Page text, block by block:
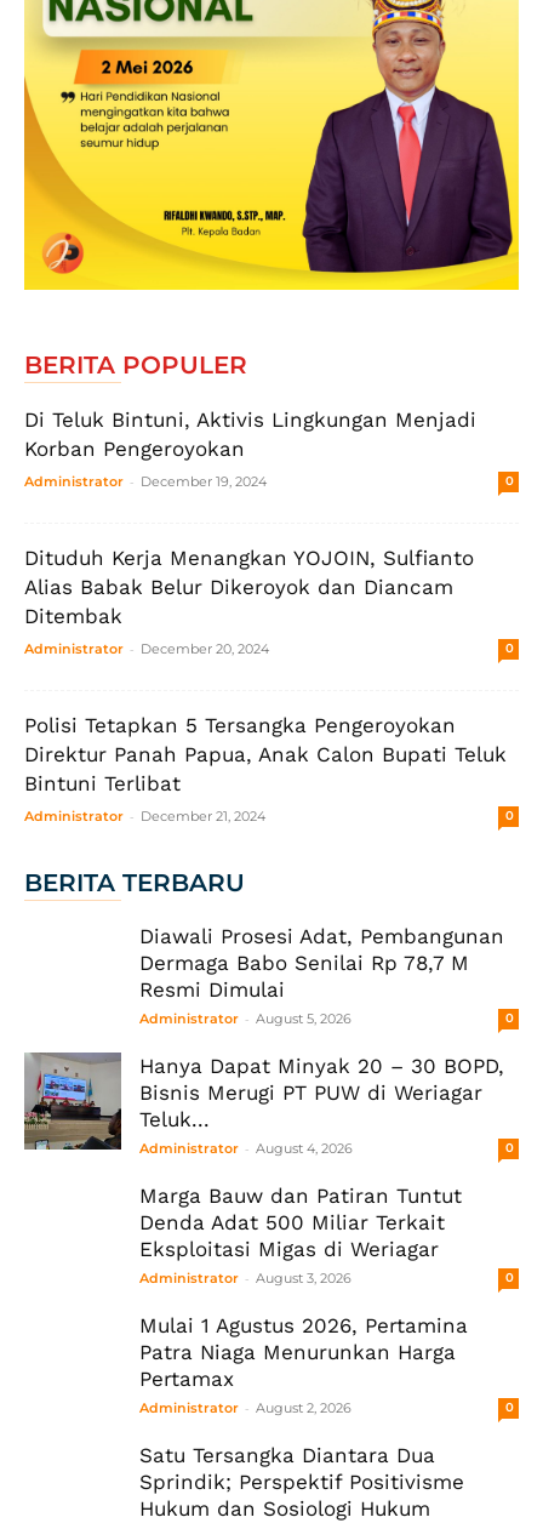
BERITA POPULER
Di Teluk Bintuni, Aktivis Lingkungan Menjadi
Korban Pengeroyokan
Administrator - December 19, 2024 0
Dituduh Kerja Menangkan YOJOIN, Sulfianto
Alias Babak Belur Dikeroyok dan Diancam
Ditembak
Administrator - December 20, 2024 0
Polisi Tetapkan 5 Tersangka Pengeroyokan
Direktur Panah Papua, Anak Calon Bupati Teluk
Bintuni Terlibat
Administrator - December 21, 2024 0
BERITA TERBARU
Diawali Prosesi Adat, Pembangunan
Dermaga Babo Senilai Rp 78,7 M
Resmi Dimulai
Administrator - August 5, 2026 0
Hanya Dapat Minyak 20 – 30 BOPD,
Bisnis Merugi PT PUW di Weriagar
Teluk...
Administrator - August 4, 2026 0
Marga Bauw dan Patiran Tuntut
Denda Adat 500 Miliar Terkait
Eksploitasi Migas di Weriagar
Administrator - August 3, 2026 0
Mulai 1 Agustus 2026, Pertamina
Patra Niaga Menurunkan Harga
Pertamax
Administrator - August 2, 2026 0
Satu Tersangka Diantara Dua
Sprindik; Perspektif Positivisme
Hukum dan Sosiologi Hukum